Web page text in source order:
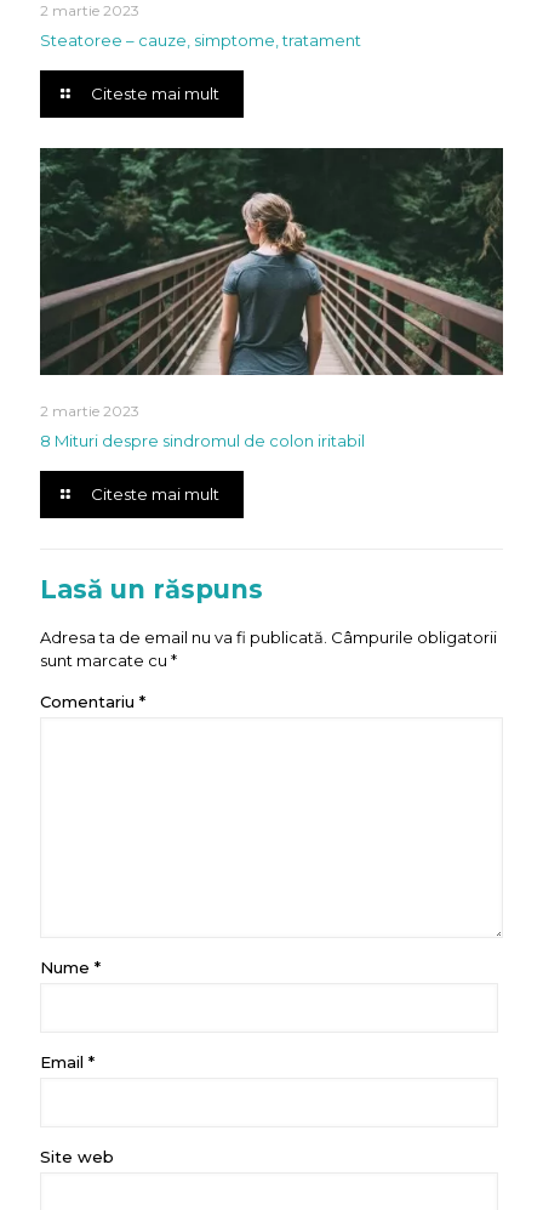
2 martie 2023
Steatoree – cauze, simptome, tratament
Citeste mai mult
2 martie 2023
8 Mituri despre sindromul de colon iritabil
Citeste mai mult
Lasă un răspuns
Adresa ta de email nu va fi publicată. Câmpurile obligatorii
sunt marcate cu *
Comentariu *
Nume *
Email *
Site web